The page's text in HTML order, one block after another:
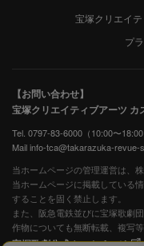
宝塚クリエイ
プ
【お問い合わせ】
宝塚クリエイティブアーツ カ
Tel. 0797-83-6000（10:00〜
Mail info-tca@takarazuka-revue-
当ホームページの管理運営は、
当ホームページに掲載している
することを固く禁止します。
また、阪急電鉄並びに宝塚歌劇
作物についても無断転載、複写等